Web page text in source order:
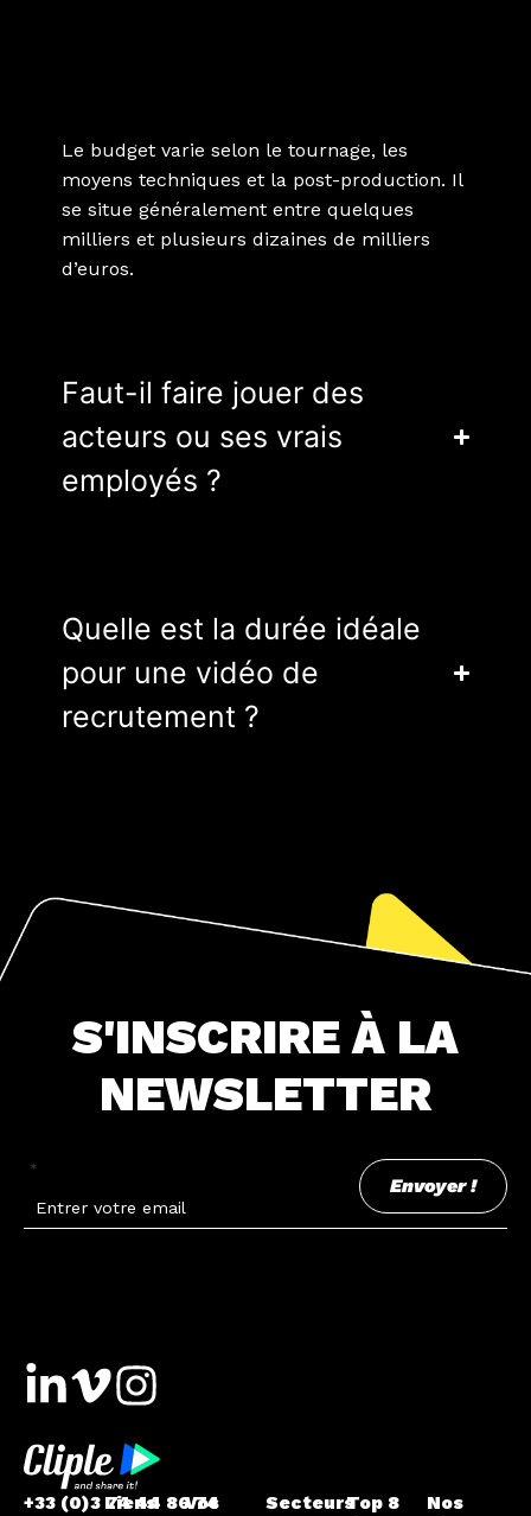
Le budget varie selon le tournage, les
moyens techniques et la post-production. Il
se situe généralement entre quelques
milliers et plusieurs dizaines de milliers
d’euros.
Faut-il faire jouer des
acteurs ou ses vrais
employés ?
Quelle est la durée idéale
pour une vidéo de
recrutement ?
S'INSCRIRE À LA
NEWSLETTER
*
Envoyer !
+33 (0)3 74 44 86 74
Liens
Vos
SecteursTop 8
Nos